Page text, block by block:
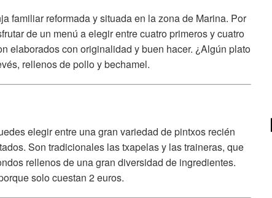
familiar reformada y situada en la zona de Marina. Por
de un menú a elegir entre cuatro primeros y cuatro
elaborados con originalidad y buen hacer. ¿Algún plato
rellenos de pollo y bechamel.
elegir entre una gran variedad de pintxos recién
Son tradicionales las txapelas y las traineras, que
rellenos de una gran diversidad de ingredientes.
solo cuestan 2 euros.